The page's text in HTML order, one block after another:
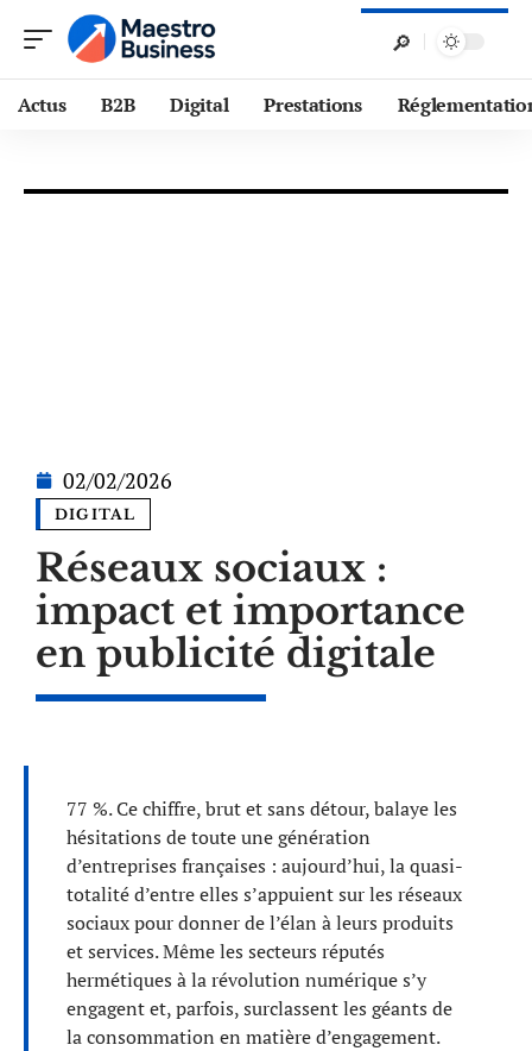
Actus B2B Digital Prestations
02/02/2026
DIGITAL
Réseaux sociaux :
impact et importance
en publicité digitale
77 %. Ce chiffre, brut et sans détour, balaye les
hésitations de toute une génération
d’entreprises françaises : aujourd’hui, la quasi-
totalité d’entre elles s’appuient sur les réseaux
sociaux pour donner de l’élan à leurs produits
et services. Même les secteurs réputés
hermétiques à la révolution numérique s’y
engagent et, parfois, surclassent les géants de
la consommation en matière d’engagement.